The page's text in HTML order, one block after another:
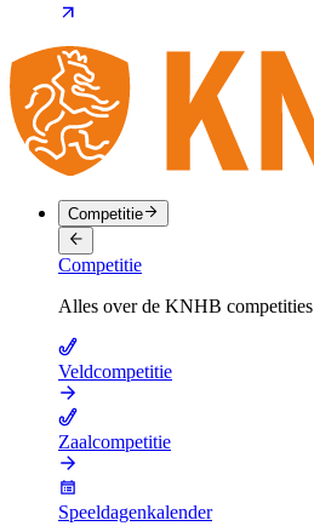
Competitie
Competitie
Alles over de KNHB competities
Veldcompetitie
Zaalcompetitie
Speeldagenkalender